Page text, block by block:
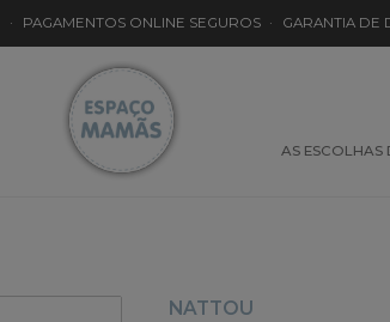
· PAGAMENTOS ONLINE SEGUROS · GARANTIA DE
AS ESCOLHAS
NATTOU